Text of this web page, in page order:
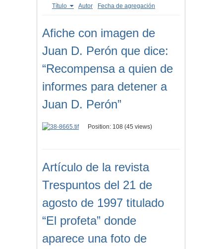
Título
Autor Fecha de agregación
Afiche con imagen de
Juan D. Perón que dice:
“Recompensa a quien de
informes para detener a
Juan D. Perón”
Position: 108 (45 views)
Artículo de la revista
Trespuntos del 21 de
agosto de 1997 titulado
“El profeta” donde
aparece una foto de